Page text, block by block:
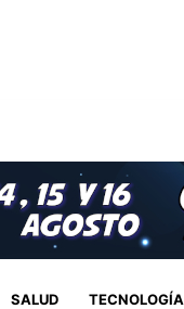
SALUD TECNOLOGÍA